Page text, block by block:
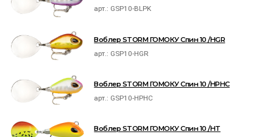
арт.: GSP10-BLPK
Воблер STORM ГОМОКУ Спин 10 /HGR
арт.: GSP10-HGR
Воблер STORM ГОМОКУ Спин 10 /HPHC
арт.: GSP10-HPHC
Воблер STORM ГОМОКУ Спин 10 /HT